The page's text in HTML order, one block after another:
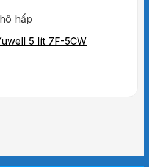
hấp
5 lít 7F-5CW